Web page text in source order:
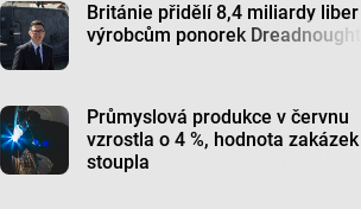
Británie přidělí 8,4 miliardy liber
výrobcům ponorek Dreadnought
Průmyslová produkce v červnu
vzrostla o 4 %, hodnota zakázek
stoupla